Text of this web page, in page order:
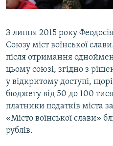
З липня 2015 року
Союзу міст воїнської
після отримання
цьому союзі, згідно з
у відкритому доступі,
бюджету від 50 до 100
платники податків міста
«Місто воїнської слави»
рублів.